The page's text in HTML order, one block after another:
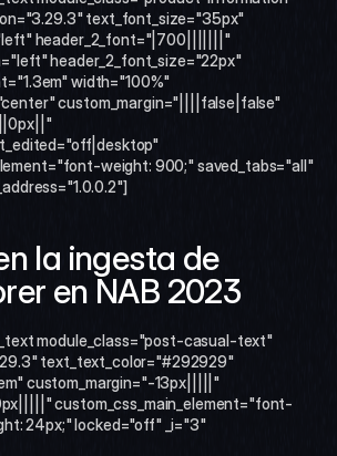
text_font_size="35px"
header_2_font="|700|||||||"
header_2_font_size="22px"
width="100%"
custom_margin="||||false|false"
weight: 900;" saved_tabs="all"
la ingesta de
en NAB 2023
text_text_color="#292929"
custom_margin="-13px|||||"
custom_css_main_element="font-
24px;" locked="off" _i="3"